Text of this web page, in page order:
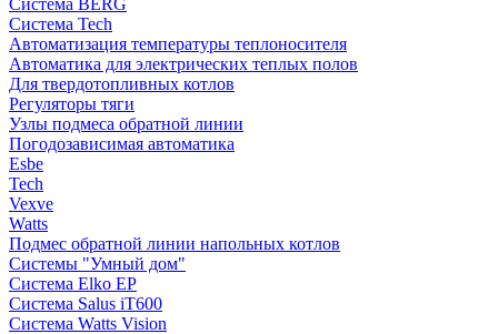
Система Tech
Автоматизация температуры теплоносителя
Автоматика для электрических теплых полов
Для твердотопливных котлов
Регуляторы тяги
Узлы подмеса обратной линии
Погодозависимая автоматика
Esbe
Tech
Vexve
Watts
Подмес обратной линии напольных котлов
Системы "Умный дом"
Система Elko EP
Система Salus iT600
Система Watts Vision